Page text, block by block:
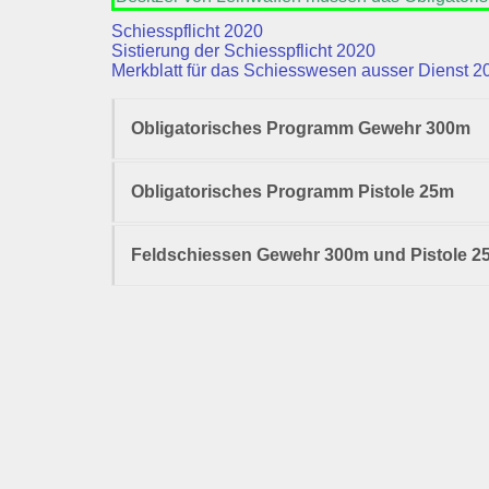
Schiesspflicht 2020
Sistierung der Schiesspflicht 2020
Merkblatt für das Schiesswesen ausser Dienst
Obligatorisches Programm Gewehr 300m
Obligatorisches Programm Pistole 25m
Feldschiessen Gewehr 300m und Pistole